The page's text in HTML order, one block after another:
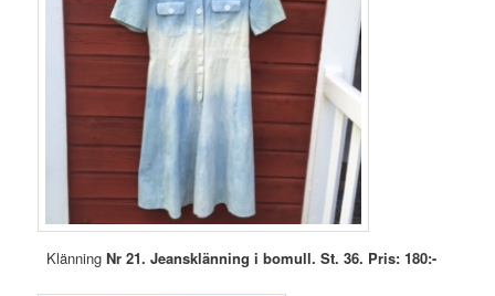
KlänningNr 21. Jeansklänning i bomull. St. 36. Pris: 180:-